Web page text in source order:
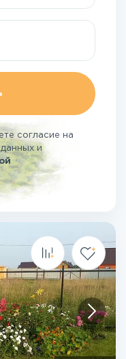
согласие на
и